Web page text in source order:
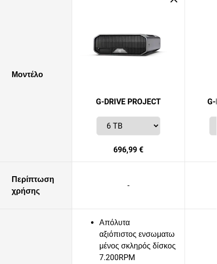
Μοντέλο
G-DRIVE PROJECT
696,99 €
Περίπτωση
χρήσης
-
Απόλυτα
αξιόπιστος ενσωματω
μένος σκληρός δίσκος
7.200RPM